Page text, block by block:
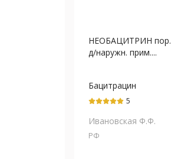
НЕОБАЦИТРИН пор.
д/наружн. прим....
Бацитрацин
5
Ивановская Ф.Ф.
РФ